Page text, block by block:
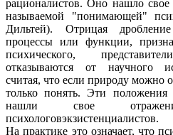
рационалистов. Оно нашло свое
называемой "понимающей"
Дильтей). Отрицая
процессы или функции,
психического,
отказываются от научного
считая, что если природу можно
только понять. Эти
нашли свое
психологовэкзистенциалистов.
На практике это означает, что